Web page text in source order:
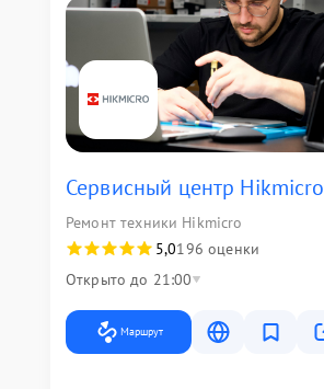
Сервисный центр Hikmicro
Ремонт техники Hikmicro
5,0196 оценки
Открыто до 21:00
Маршрут